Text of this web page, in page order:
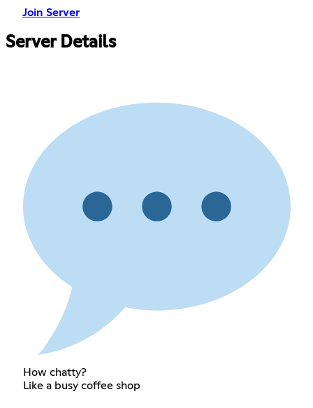
Join Server
Server Details
How chatty?
Like a busy coffee shop